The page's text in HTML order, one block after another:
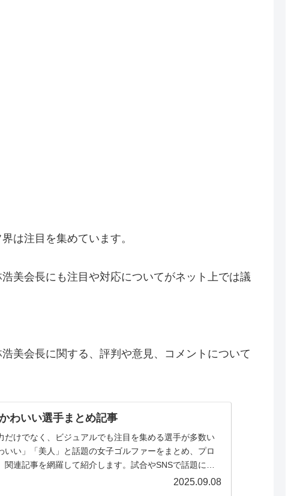
は注目を集めています。
美会長にも注目や対応についてがネット上では議
美会長に関する、評判や意見、コメントについて
わいい選手まとめ記事
だけでなく、ビジュアルでも注目を集める選手が多数い
いい」「美人」と話題の女子ゴルファーをまとめ、プロ
連記事を網羅して紹介します。試合やSNSで話題にな
2025.09.08